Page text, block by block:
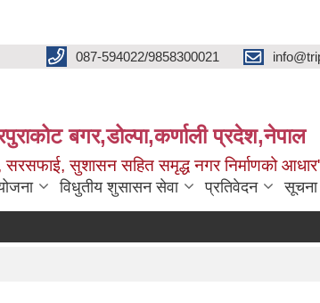
087-594022/9858300021
बगर,डोल्पा,कर्णाली प्रदेश,नेपाल
सरसफाई, सुशासन सहित समृद्ध नगर निर्माणको
विधुतीय शुसासन सेवा प्रतिवेदन सूचना